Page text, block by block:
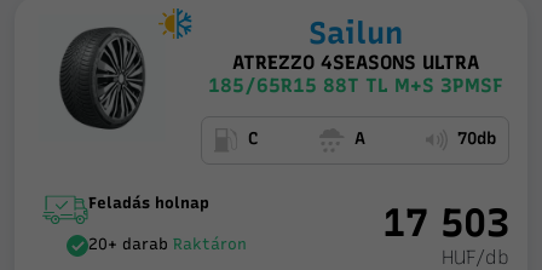
Sailun
ATREZZO 4SEASONS ULTRA
185/65R15 88T TL M+S 3PMSF
C A 70db
Feladás holnap
20+ darabRaktáron 17 503
HUF/db